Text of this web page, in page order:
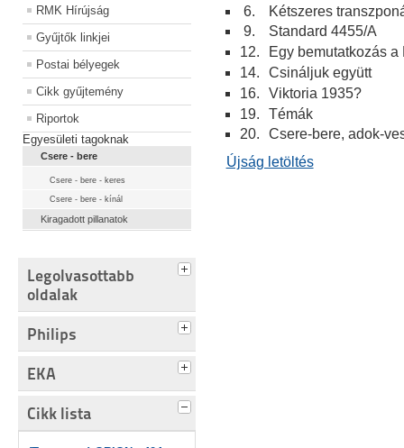
RMK Hírújság
Gyűjtők linkjei
Postai bélyegek
Cikk gyűjtemény
Riportok
Egyesületi tagoknak
Csere - bere
Csere - bere - keres
Csere - bere - kínál
Kiragadott pillanatok
Legolvasottabb
oldalak
Philips
EKA
Cikk lista
6.
Kétszeres
9. Standard 4455/A
12.
Egy bemutatkozás
14.
Csináljuk együtt
16.
Viktoria 1935?
19.
Témák
20. Csere-bere, adok-
Újság letöltés